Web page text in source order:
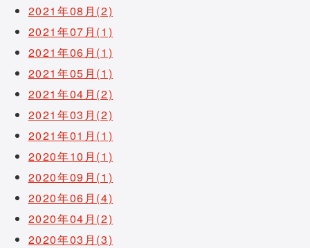
2021年08月(2)
2021年07月(1)
2021年06月(1)
2021年05月(1)
2021年04月(2)
2021年03月(2)
2021年01月(1)
2020年10月(1)
2020年09月(1)
2020年06月(4)
2020年04月(2)
2020年03月(3)